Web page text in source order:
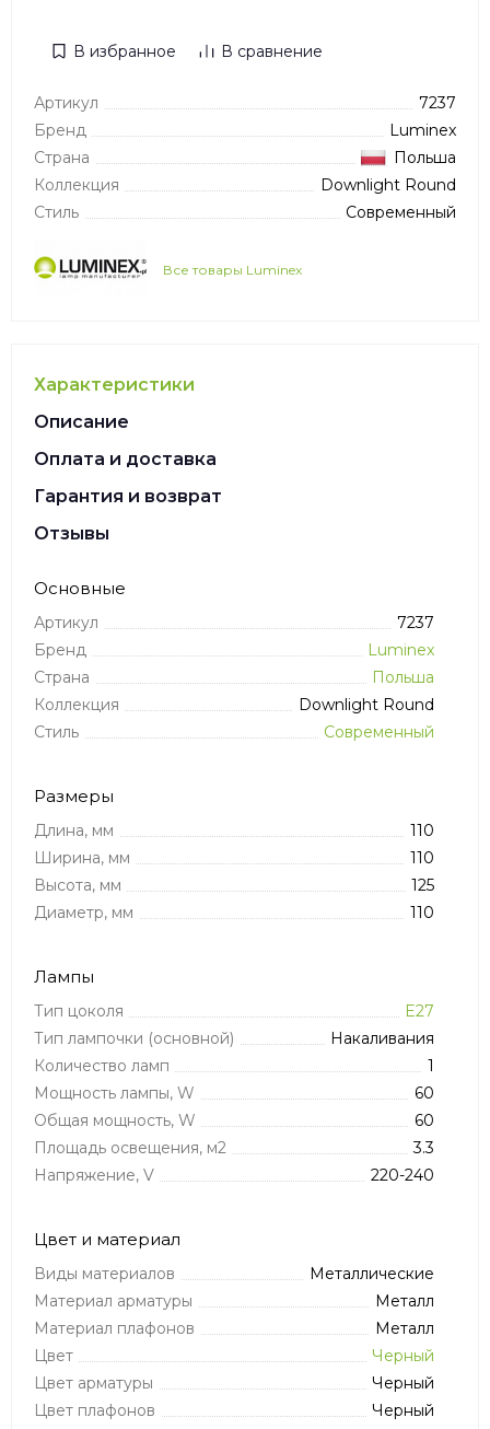
В избранное В сравнение
Артикул
7237
Бренд
Luminex
Страна
Польша
Коллекция
Downlight Round
Стиль
Современный
Все товары Luminex
Характеристики
Описание
Оплата и доставка
Гарантия и возврат
Отзывы
Основные
Артикул
7237
Бренд
Luminex
Страна
Польша
Коллекция
Downlight Round
Стиль
Современный
Размеры
Длина, мм
110
Ширина, мм
110
Высота, мм
125
Диаметр, мм
110
Лампы
Тип цоколя
E27
Тип лампочки (основной)
Накаливания
Количество ламп
1
Мощность лампы, W
60
Общая мощность, W
60
Площадь освещения, м2
3.3
Напряжение, V
220-240
Цвет и материал
Виды материалов
Металлические
Материал арматуры
Металл
Материал плафонов
Металл
Цвет
Черный
Цвет арматуры
Черный
Цвет плафонов
Черный